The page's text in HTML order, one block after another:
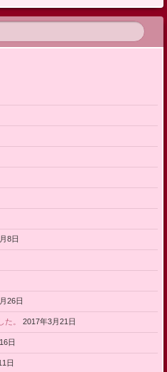
8日
26日
。 2017年3月21日
日
日